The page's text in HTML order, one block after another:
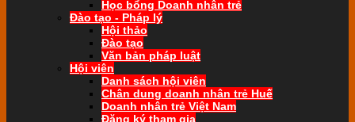
Học bổng Doanh nhân trẻ
Đào tạo - Pháp lý
Hội thảo
Đào tạo
Văn bản pháp luật
Hội viên
Danh sách hội viên
Chân dung doanh nhân trẻ Huế
Doanh nhân trẻ Việt Nam
Đăng ký tham gia